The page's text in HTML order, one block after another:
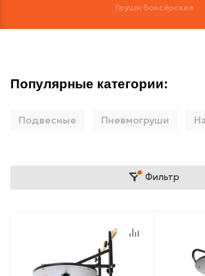
Груши боксёрские
Популярные категории:
Подвесные Пневмогруши
Фильтр